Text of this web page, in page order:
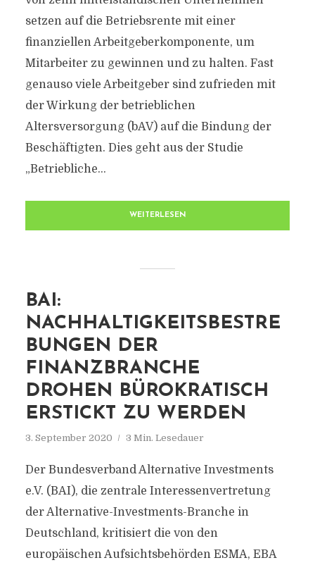
setzen auf die Betriebsrente mit einer
finanziellen Arbeitgeberkomponente, um
Mitarbeiter zu gewinnen und zu halten. Fast
genauso viele Arbeitgeber sind zufrieden mit
der Wirkung der betrieblichen
Altersversorgung (bAV) auf die Bindung der
Beschäftigten. Dies geht aus der Studie
„Betriebliche...
WEITERLESEN
BAI:
NACHHALTIGKEITSBESTRE
BUNGEN DER
FINANZBRANCHE
DROHEN BÜROKRATISCH
ERSTICKT ZU WERDEN
3. September 2020 3 Min. Lesedauer
Der Bundesverband Alternative Investments
e.V. (BAI), die zentrale Interessenvertretung
der Alternative-Investments-Branche in
Deutschland, kritisiert die von den
europäischen Aufsichtsbehörden ESMA, EBA